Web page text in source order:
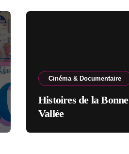
Cinéma & Documentaire
Histoires de la Bonne
Vallée